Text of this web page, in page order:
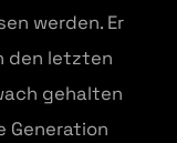
werden. Er
den letzten
gehalten
Generation